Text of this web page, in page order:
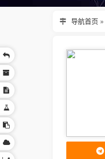
导航首页 »